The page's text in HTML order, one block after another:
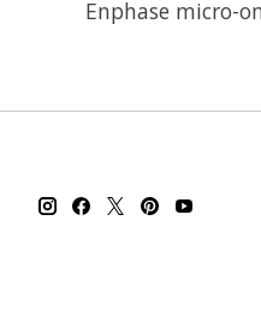
Enphase micro-